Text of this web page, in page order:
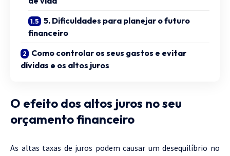
5. Dificuldades para planejar o futuro
financeiro
Como controlar os seus gastos e evitar
dívidas e os altos juros
O efeito dos altos juros no seu
orçamento financeiro
As altas taxas de juros podem causar um desequilíbrio no